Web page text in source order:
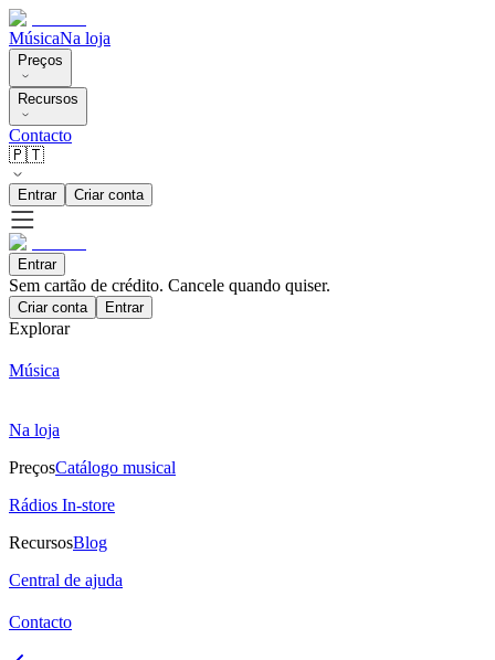
MúsicaNa loja
Preços
Recursos
Contacto
🇵🇹
Entrar Criar conta
Entrar
Sem cartão de crédito. Cancele quando quiser.
Criar conta Entrar
Explorar
Música
Na loja
PreçosCatálogo musical
Rádios In-store
RecursosBlog
Central de ajuda
Contacto